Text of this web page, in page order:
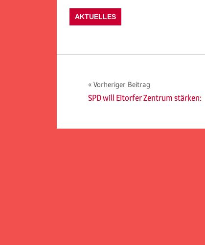
AKTUELLES
Beitragsnavigation
Vorheriger Beitrag
SPD will Eitorfer Zentrum stärken: